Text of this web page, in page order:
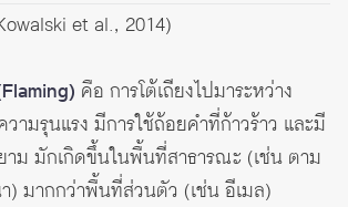
et al., 2014)
คือ การโต้เถียงไปมาระหว่าง
ามรุนแรง มีการใช้ถ้อยคำที่ก้าวร้าว และมี
าม มักเกิดขึ้นในพื้นที่สาธารณะ (เช่น ตาม
) มากกว่าพื้นที่ส่วนตัว (เช่น อีเมล)